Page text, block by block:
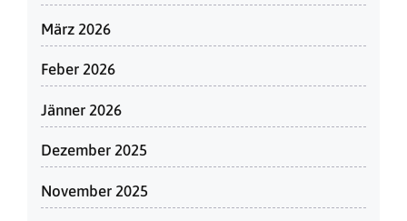
März 2026
Feber 2026
Jänner 2026
Dezember 2025
November 2025